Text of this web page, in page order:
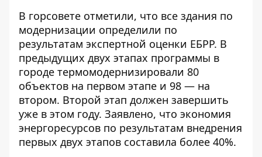
В горсовете отметили, что все здания по
модернизации определили по
результатам экспертной оценки ЕБРР. В
предыдущих двух этапах программы в
городе термомодернизировали 80
объектов на первом этапе и 98 — на
втором. Второй этап должен завершить
уже в этом году. Заявлено, что экономия
энергоресурсов по результатам внедрения
первых двух этапов составила более 40%.